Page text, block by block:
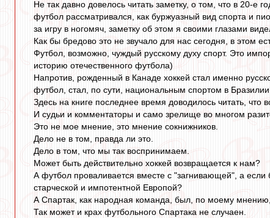
Не так давно довелось читать заметку, о том, что в 20-е
футбол рассматривался, как буржуазный вид спорта и
за игру в ногомяч, заметку об этом я своими глазами
Как бы бредово это не звучало для нас сегодня, в этом
Футбол, возможно, чуждый русскому духу спорт. Это
историю отечественного футбола)
Напротив, рожденный в Канаде хоккей стал именно
футбол, стал, по сути, национальным спортом в
Здесь на книге последнее время доводилось читать, что
И судьи и комментаторы и само зрелище во многом
Это не мое мнение, это мнение сокнижников.
Дело не в том, правда ли это.
Дело в том, что мы так воспринимаем.
Может быть действительно хоккей возвращается к нам?
А футбол проваливается вместе с "загнивающей", а если
старческой и импотентной Европой?
А Спартак, как народная команда, был, по моему
Так может и крах футбольного Спартака не случаен.